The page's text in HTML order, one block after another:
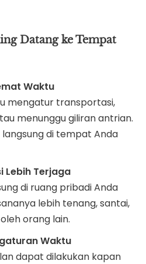
Datang ke Tempat
Waktu
mengatur transportasi,
menunggu giliran antrian.
di tempat Anda
Lebih Terjaga
di ruang pribadi Anda
lebih tenang, santai,
orang lain.
Waktu
dapat dilakukan kapan